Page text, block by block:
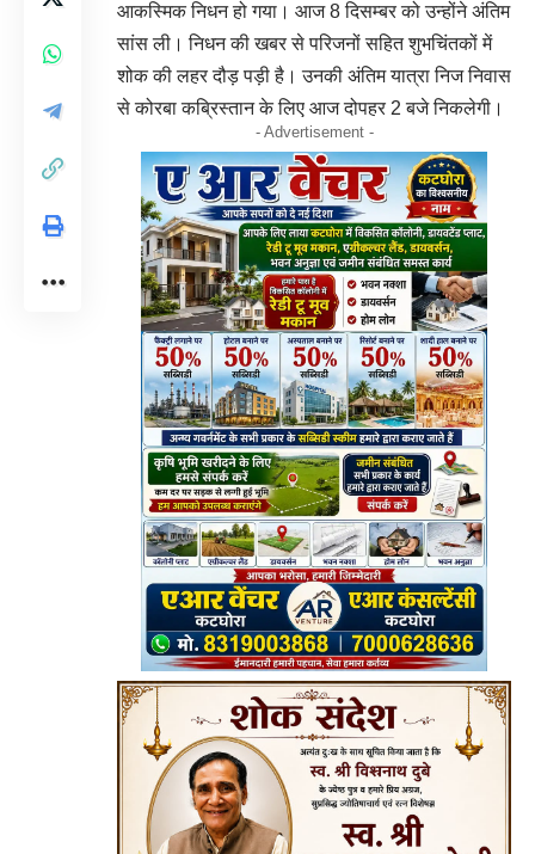
आकस्मिक निधन हो गया। आज 8 दिसम्बर को उन्होंने अंतिम
सांस ली। निधन की खबर से परिजनों सहित शुभचिंतकों में
शोक की लहर दौड़ पड़ी है। उनकी अंतिम यात्रा निज निवास
से कोरबा कब्रिस्तान के लिए आज दोपहर 2 बजे निकलेगी।
- Advertisement -